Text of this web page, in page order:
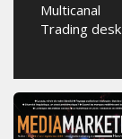
Multicanal
Trading desk